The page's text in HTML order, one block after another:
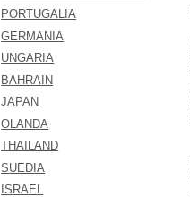
PORTUGALIA
GERMANIA
UNGARIA
BAHRAIN
JAPAN
OLANDA
THAILAND
SUEDIA
ISRAEL